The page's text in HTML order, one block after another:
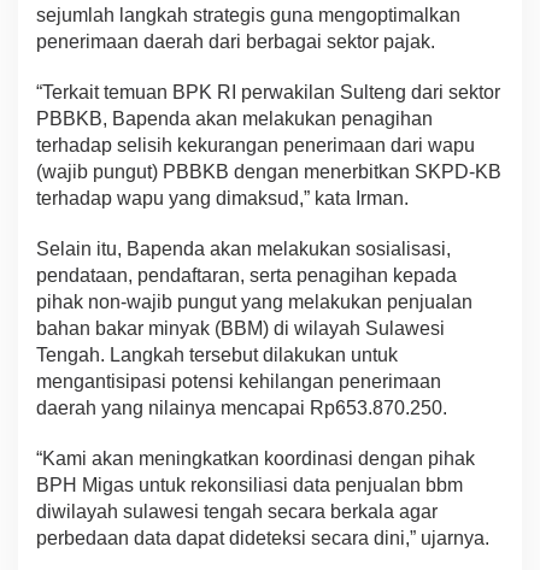
sejumlah langkah strategis guna mengoptimalkan
penerimaan daerah dari berbagai sektor pajak.
“Terkait temuan BPK RI perwakilan Sulteng dari sektor
PBBKB, Bapenda akan melakukan penagihan
terhadap selisih kekurangan penerimaan dari wapu
(wajib pungut) PBBKB dengan menerbitkan SKPD-KB
terhadap wapu yang dimaksud,” kata Irman.
Selain itu, Bapenda akan melakukan sosialisasi,
pendataan, pendaftaran, serta penagihan kepada
pihak non-wajib pungut yang melakukan penjualan
bahan bakar minyak (BBM) di wilayah Sulawesi
Tengah. Langkah tersebut dilakukan untuk
mengantisipasi potensi kehilangan penerimaan
daerah yang nilainya mencapai Rp653.870.250.
“Kami akan meningkatkan koordinasi dengan pihak
BPH Migas untuk rekonsiliasi data penjualan bbm
diwilayah sulawesi tengah secara berkala agar
perbedaan data dapat dideteksi secara dini,” ujarnya.